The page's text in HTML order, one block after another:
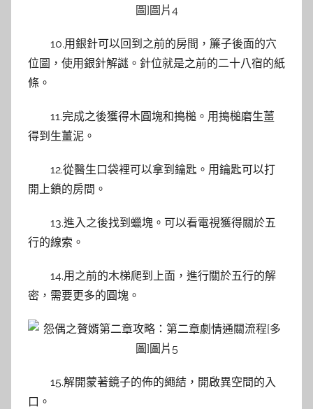
10.用銀針可以回到之前的房間，簾子後面的穴
位圖，使用銀針解謎。針位就是之前的二十八宿的紙
條。
11.完成之後獲得木圓塊和搗槌。用搗槌磨生薑
得到生薑泥。
12.從醫生口袋裡可以拿到鑰匙。用鑰匙可以打
開上鎖的房間。
13.進入之後找到蠟塊。可以看電視獲得關於五
行的線索。
14.用之前的木梯爬到上面，進行關於五行的解
密，需要更多的圓塊。
15.解開蒙著鏡子的佈的繩結，開啟異空間的入
口。